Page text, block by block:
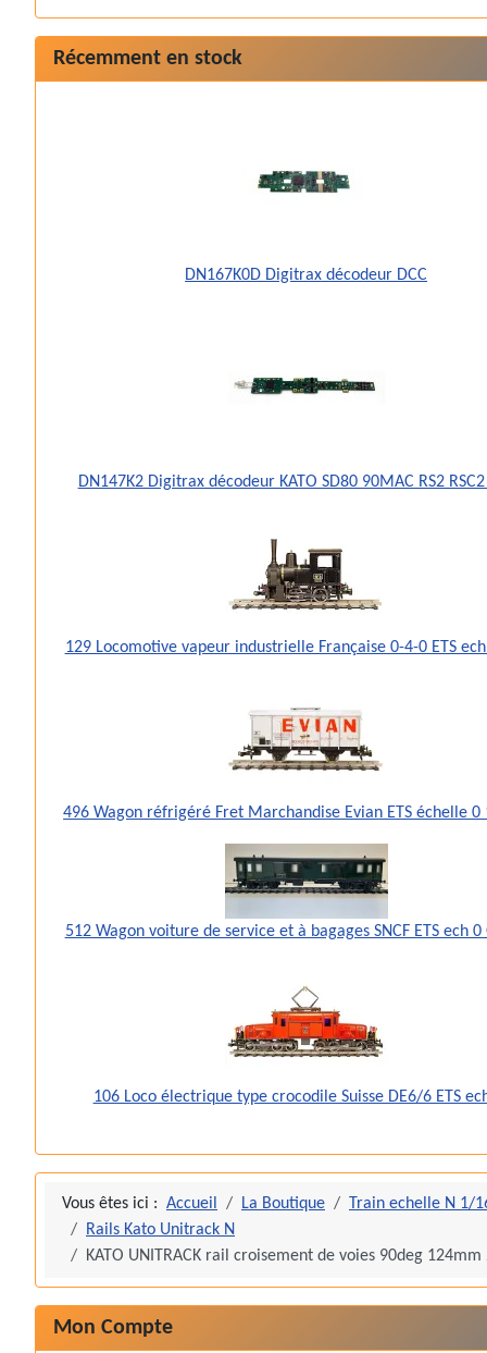
Récemment en stock
DN167K0D Digitrax décodeur DCC
DN147K2 Digitrax décodeur KATO SD80 90MAC RS2 RSC2
129 Locomotive vapeur industrielle Française 0-4-0 ETS
496 Wagon réfrigéré Fret Marchandise Evian ETS échelle 0
512 Wagon voiture de service et à bagages SNCF ETS ech
106 Loco électrique type crocodile Suisse DE6/6 ETS
Vous êtes ici : Accueil La Boutique
Train echelle N 1/
Rails Kato Unitrack N
KATO UNITRACK rail croisement de voies 90deg 124mm
Mon Compte